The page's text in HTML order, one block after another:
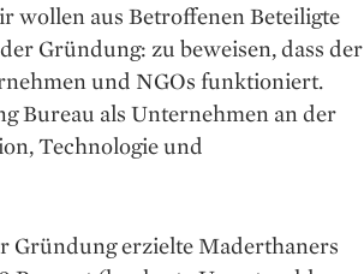
wollen aus Betroffenen Beteiligte
Gründung: zu beweisen, dass der
und NGOs funktioniert.
Bureau als Unternehmen an der
Technologie und
Gründung erzielte Maderthaners